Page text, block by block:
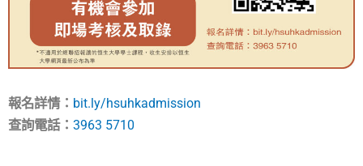
報名詳情： bit.ly/hsuhkadmission
查詢電話： 3963 5710